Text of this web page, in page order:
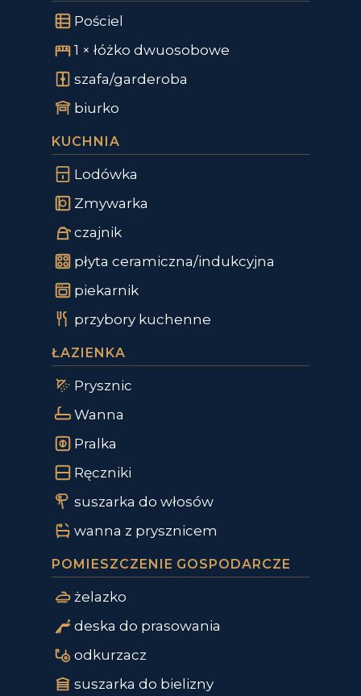
Pościel
1 × łóżko dwuosobowe
szafa/garderoba
biurko
KUCHNIA
Lodówka
Zmywarka
czajnik
płyta ceramiczna/indukcyjna
piekarnik
przybory kuchenne
ŁAZIENKA
Prysznic
Wanna
Pralka
Ręczniki
suszarka do włosów
wanna z prysznicem
POMIESZCZENIE GOSPODARCZE
żelazko
deska do prasowania
odkurzacz
suszarka do bielizny